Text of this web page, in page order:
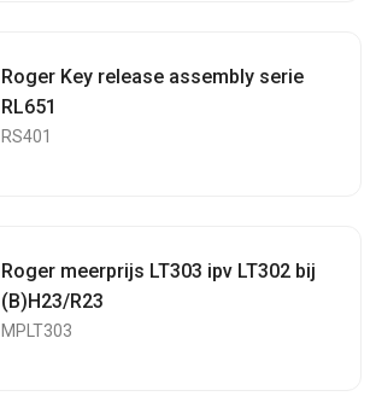
Roger Key release assembly serie
RL651
RS401
Roger meerprijs LT303 ipv LT302 bij
(B)H23/R23
MPLT303